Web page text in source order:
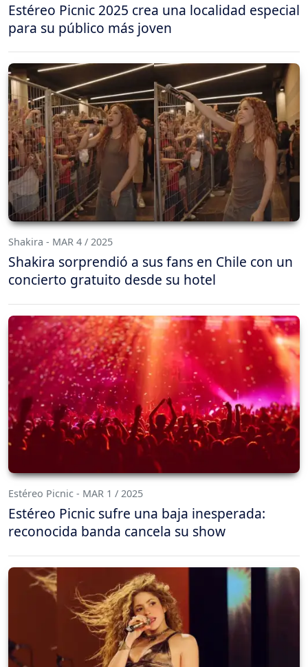
Estéreo Picnic 2025 crea una localidad especial
para su público más joven
Shakira - MAR 4 / 2025
Shakira sorprendió a sus fans en Chile con un
concierto gratuito desde su hotel
Estéreo Picnic - MAR 1 / 2025
Estéreo Picnic sufre una baja inesperada:
reconocida banda cancela su show